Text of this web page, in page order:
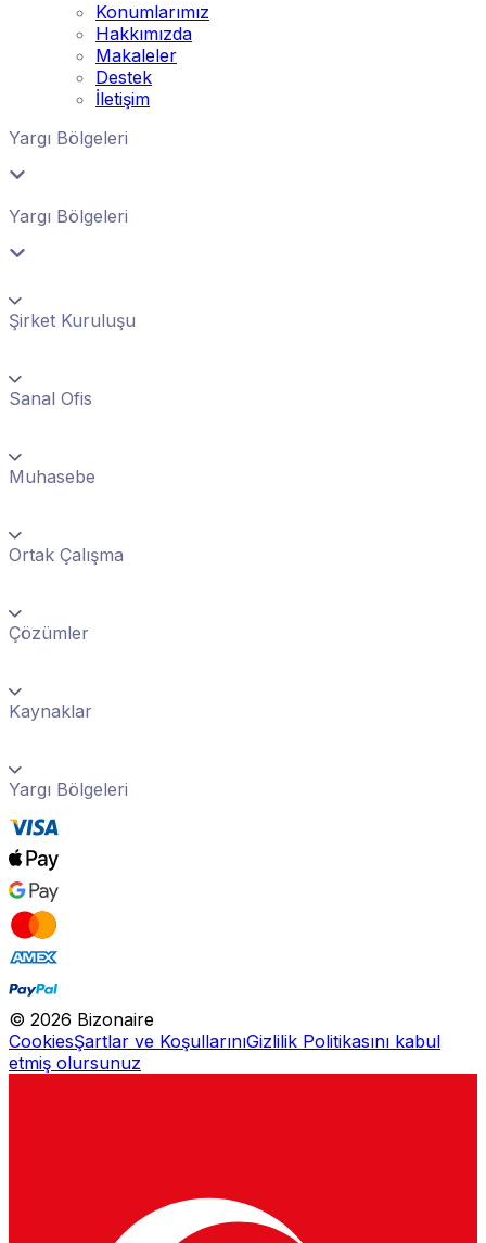
Konumlarımız
Hakkımızda
Makaleler
Destek
İletişim
Yargı Bölgeleri
Yargı Bölgeleri
Şirket Kuruluşu
Sanal Ofis
Muhasebe
Ortak Çalışma
Çözümler
Kaynaklar
Yargı Bölgeleri
© 2026 Bizonaire
CookiesŞartlar ve KoşullarınıGizlilik Politikasını kabul
etmiş olursunuz